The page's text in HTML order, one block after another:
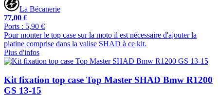
La Bécanerie
77,00 €
Ports : 5,90 €
Pour monter le top case sur la moto il est nécessaire d'ajouter la
platine comprise dans la valise SHAD à ce kit.
Plus d'infos
Kit fixation top case Top Master SHAD Bmw R1200
GS 13-15